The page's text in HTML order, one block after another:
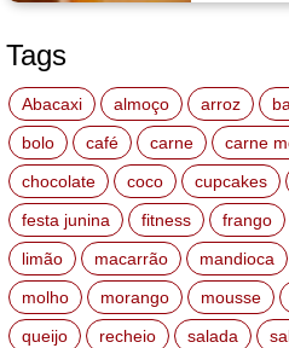
Tags
Abacaxi almoço arroz
bolo
café carne carne
chocolate
coco cupcakes
festa junina
fitness frango
limão
macarrão mandioca
molho
morango mousse
queijo
recheio salada